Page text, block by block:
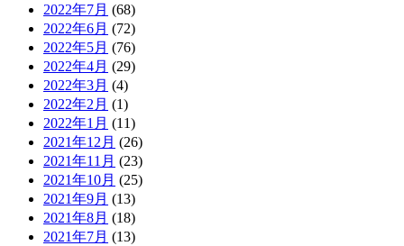
2022年7月 (68)
2022年6月 (72)
2022年5月 (76)
2022年4月 (29)
2022年3月 (4)
2022年2月 (1)
2022年1月 (11)
2021年12月 (26)
2021年11月 (23)
2021年10月 (25)
2021年9月 (13)
2021年8月 (18)
2021年7月 (13)